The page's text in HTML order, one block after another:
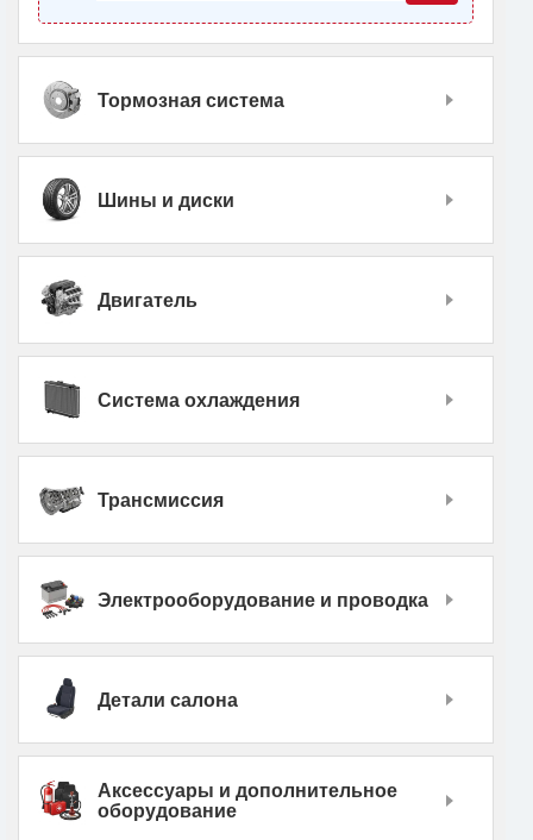
Тормозная система
Шины и диски
Двигатель
Система охлаждения
Трансмиссия
Электрооборудование и проводка
Детали салона
Аксессуары и дополнительное
оборудование